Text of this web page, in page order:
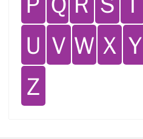
Ｕ Ｖ Ｗ Ｘ Ｙ
Ｚ